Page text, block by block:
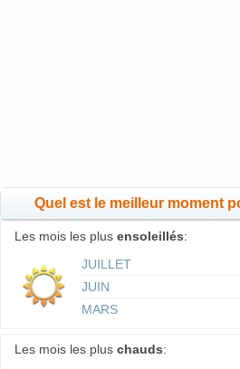
Quel est le meilleur moment
Les mois les plus ensoleillés:
JUILLET
JUIN
MARS
Les mois les plus chauds: